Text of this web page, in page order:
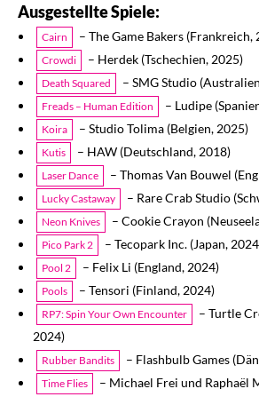
Ausgestellte Spiele:
Cairn – The Game Bakers (Frankreich,
Crowdi – Herdek (Tschechien, 2025)
Death Squared – SMG Studio
Freads – Human Edition – Ludipe
Koira – Studio Tolima (Belgien, 2025)
Kutis – HAW (Deutschland, 2018)
Laser Dance – Thomas Van Bouwel
Lucky Castaway – Rare Crab Studio
Neon Knives – Cookie Crayon
Pico Park 2 – Tecopark Inc. (Japan,
Pool 2 – Felix Li (England, 2024)
Pools – Tensori (Finland, 2024)
RP7: Spin Your Own Encounter
– Turtle
2024)
Rubber Bandits – Flashbulb Games
Time Flies
– Michael Frei und Raphaël